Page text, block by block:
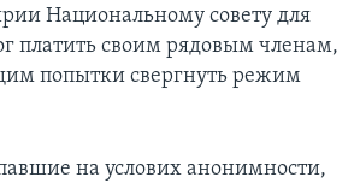
Национальному совету для
платить своим рядовым членам,
попытки свергнуть режим
на услових анонимности,